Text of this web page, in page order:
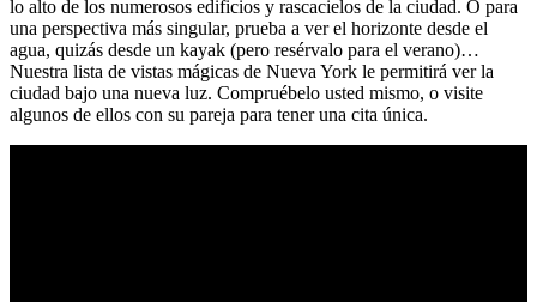
lo alto de los numerosos edificios y rascacielos de la ciudad. O para
una perspectiva más singular, prueba a ver el horizonte desde el
agua, quizás desde un kayak (pero resérvalo para el verano)…
Nuestra lista de vistas mágicas de Nueva York le permitirá ver la
ciudad bajo una nueva luz. Compruébelo usted mismo, o visite
algunos de ellos con su pareja para tener una cita única.